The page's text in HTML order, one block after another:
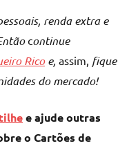
renda extra e
continue
Ricoe, assim, fique
do mercado!
e ajude outras
o Cartões de